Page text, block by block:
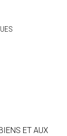
ET AUX